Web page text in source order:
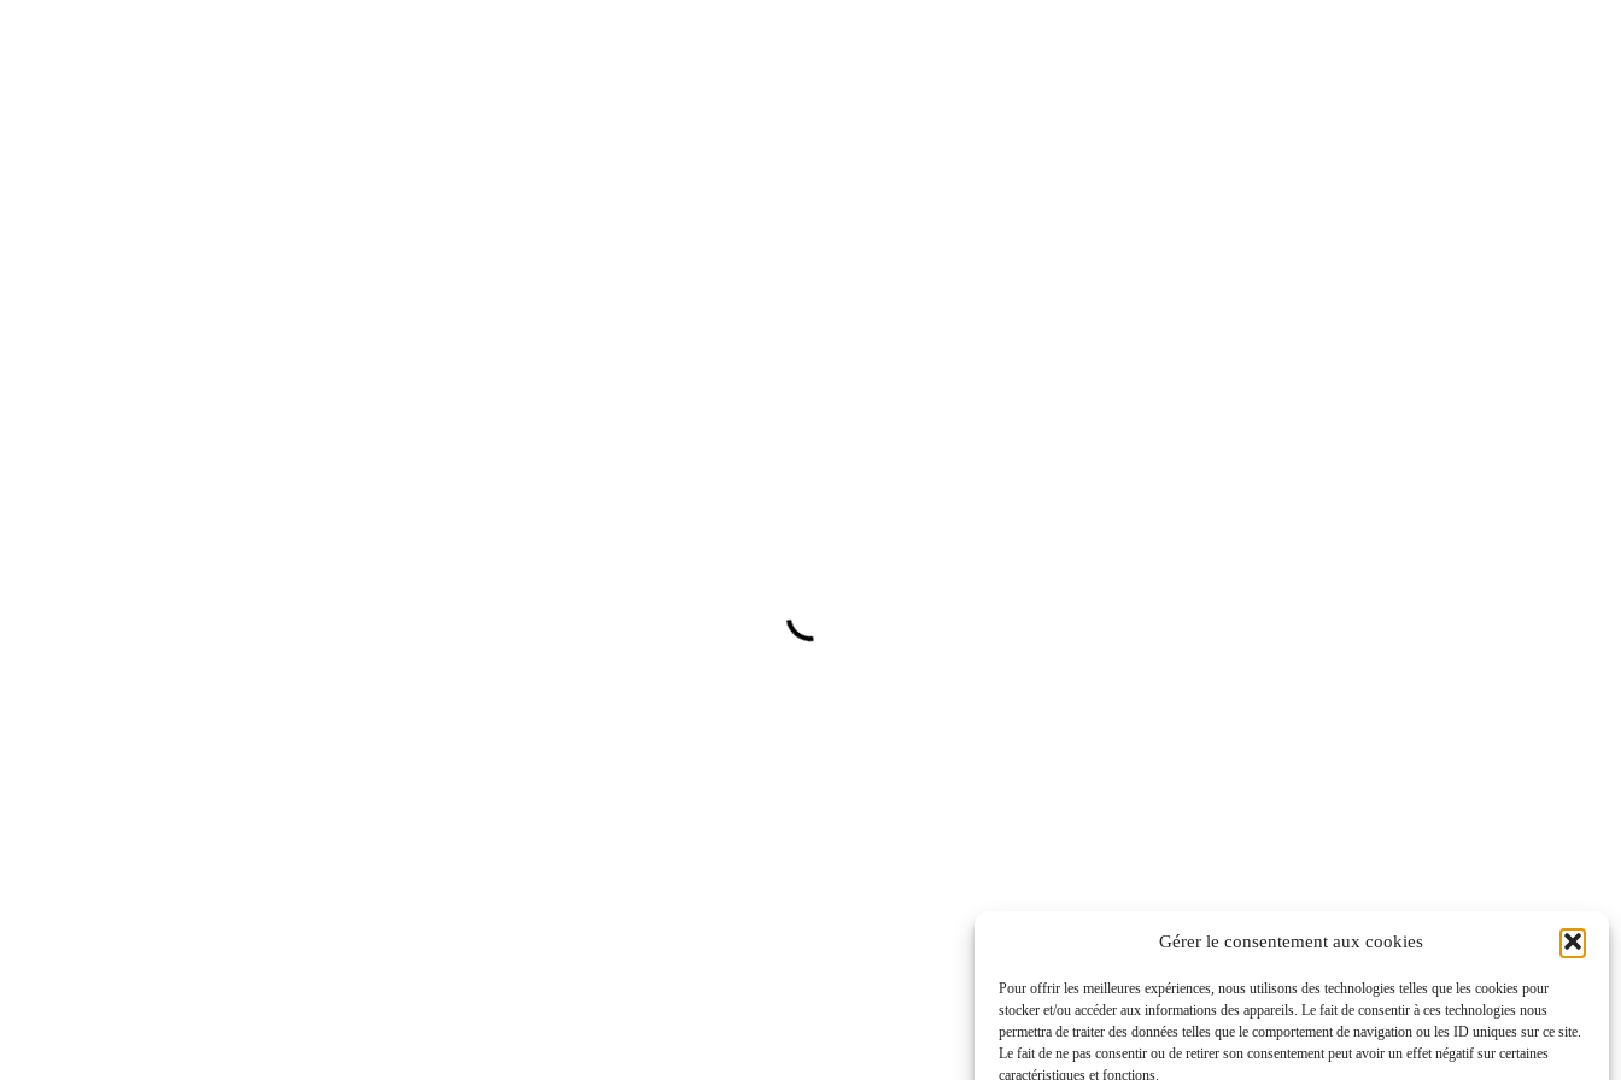
Gérer le consentement aux cookies
Pour offrir les meilleures expériences, nous utilisons des technologies telles que les cookies pour
stocker et/ou accéder aux informations des appareils. Le fait de consentir à ces technologies nous
permettra de traiter des données telles que le comportement de navigation ou les ID uniques sur ce site.
Le fait de ne pas consentir ou de retirer son consentement peut avoir un effet négatif sur certaines
caractéristiques et fonctions.